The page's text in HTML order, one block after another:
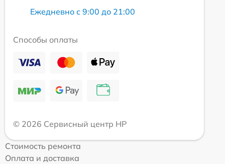
Ежедневно с 9:00 до 21:00
Способы оплаты
© 2026 Сервисный центр HP
Стоимость ремонта
Оплата и доставка